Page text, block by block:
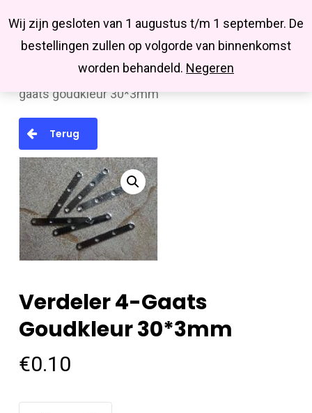
Wij zijn gesloten van 1 augustus t/m 1 september. De
bestellingen zullen op volgorde van binnenkomst
worden behandeld. Negeren
main
Missbluesieraden
searchaccount
Onderdelen Verdelers
Verdeler 4-
gaats goudkleur 30*3mm
Terug
Verdeler 4-Gaats
Goudkleur 30*3mm
€0.10
Close